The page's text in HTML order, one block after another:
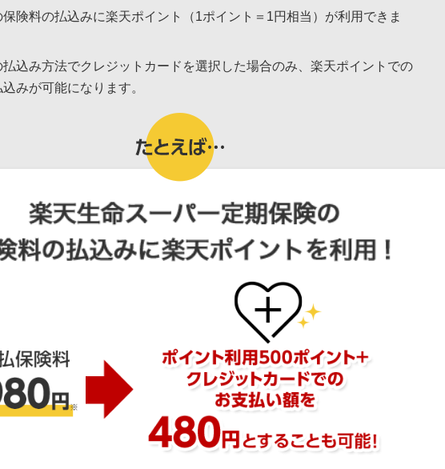
険料の払込みに楽天ポイント（1ポイント＝1円相当）が利用できま
込み方法でクレジットカードを選択した場合のみ、楽天ポイントでの
みが可能になります。